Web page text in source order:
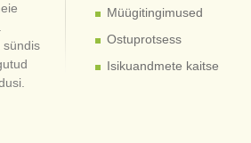
sündis
Müügitingimused
Ostuprotsess
Isikuandmete kaitse